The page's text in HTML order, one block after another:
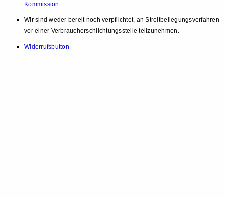
Kommission
Wir sind weder bereit noch verpflichtet, an Streitbeilegungsverfahren
vor einer Verbraucherschlichtungsstelle teilzunehmen.
Widerrufsbutton